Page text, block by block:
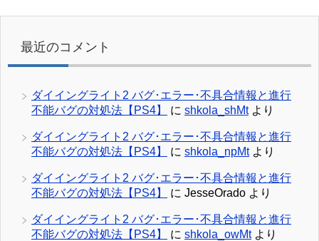
最近のコメント
ダイイングライト2 バグ･エラー･不具合情報と進行
不能バグの対処法【PS4】
に shkola_shMtより
ダイイングライト2 バグ･エラー･不具合情報と進行
不能バグの対処法【PS4】
に shkola_npMtより
ダイイングライト2 バグ･エラー･不具合情報と進行
不能バグの対処法【PS4】
に JesseOrado より
ダイイングライト2 バグ･エラー･不具合情報と進行
不能バグの対処法【PS4】
に shkola_owMtより